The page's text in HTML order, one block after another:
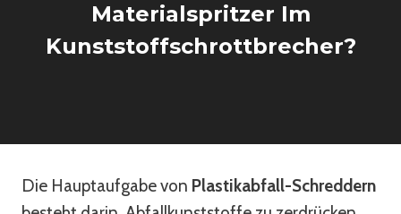
Materialspritzer Im
Kunststoffschrottbrecher?
Die Hauptaufgabe von Plastikabfall-Schreddern